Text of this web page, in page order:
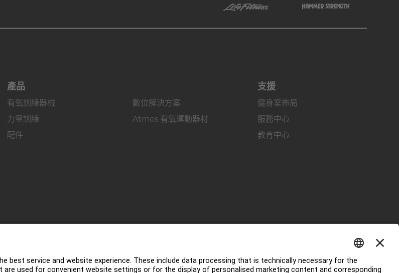
產品
有氧訓練器械
力量訓練
配件
數位解決方案
Atmos 有氧運動器材
支援
健身室佈局
服務中心
教育中心